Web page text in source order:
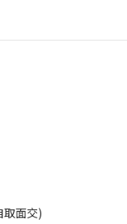
取面交)